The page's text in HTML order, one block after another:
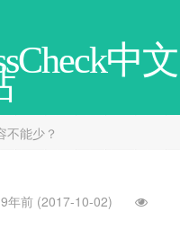
中文
不能少？
9年前 (2017-10-02)